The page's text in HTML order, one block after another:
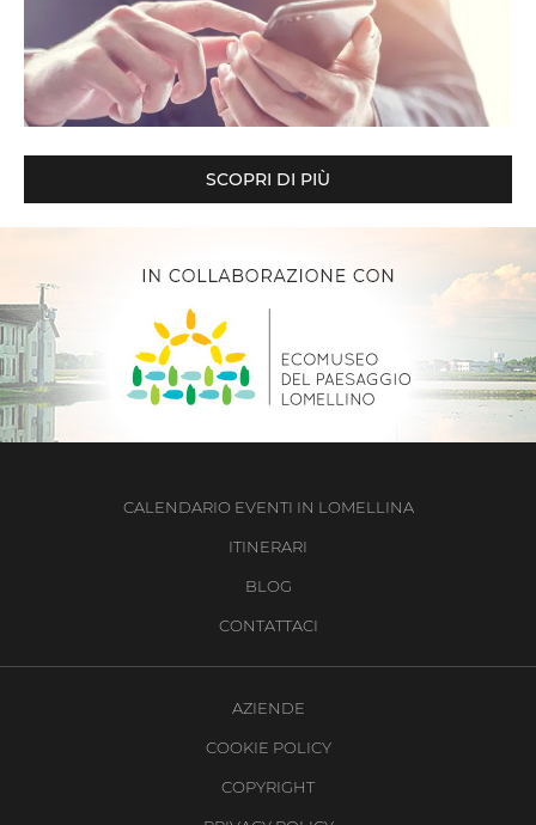
SCOPRI DI PIÙ
CALENDARIO EVENTI IN LOMELLINA
ITINERARI
BLOG
CONTATTACI
AZIENDE
COOKIE POLICY
COPYRIGHT